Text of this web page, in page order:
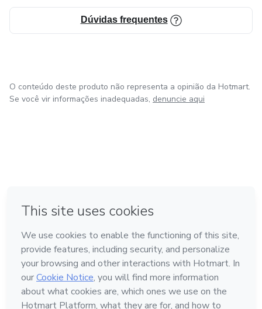
Dúvidas frequentes
O conteúdo deste produto não representa a opinião da Hotmart.
Se você vir informações inadequadas, denuncie aqui
Feito com ❤ em Bogotá
Conheça a Hotmart
Idioma